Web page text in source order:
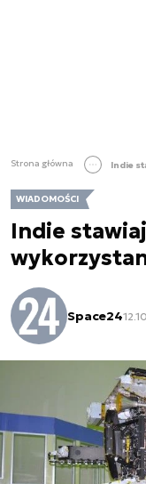
Strona główna Indie
WIADOMOŚCI
Indie
Space24